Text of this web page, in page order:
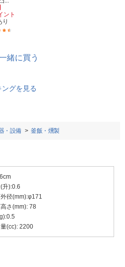
ント
り
緒に買う
グを見る
・設備 釜飯・燻製
升):0.6
径(mm):φ171
さ(mm): 78
(cc): 2200